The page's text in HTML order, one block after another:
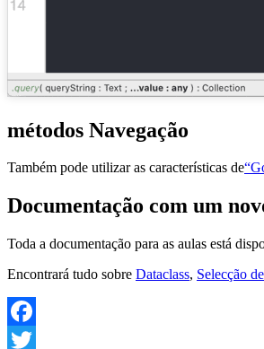
métodos Navegação
Também pode utilizar as características de
Documentação com um
Toda a documentação para as aulas está
Encontrará tudo sobre Dataclass, Selecção
Facebook